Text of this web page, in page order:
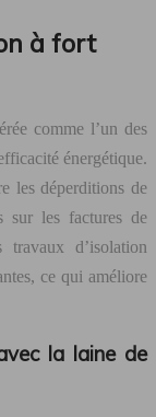
à fort
comme l’un des
énergétique.
les déperditions de
sur les factures de
d’isolation
ce qui améliore
la laine de